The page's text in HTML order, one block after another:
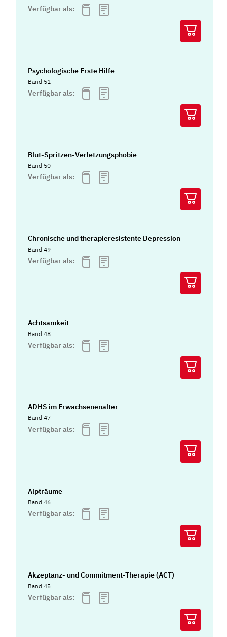
Verfügbar als:
Psychologische Erste Hilfe
Band 51
Verfügbar als:
Blut-Spritzen-Verletzungsphobie
Band 50
Verfügbar als:
Chronische und therapieresistente Depression
Band 49
Verfügbar als:
Achtsamkeit
Band 48
Verfügbar als:
ADHS im Erwachsenenalter
Band 47
Verfügbar als:
Alpträume
Band 46
Verfügbar als:
Akzeptanz- und Commitment-Therapie (ACT)
Band 45
Verfügbar als: